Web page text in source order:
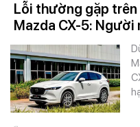
Lỗi thường gặp trên
Mazda CX-5: Người